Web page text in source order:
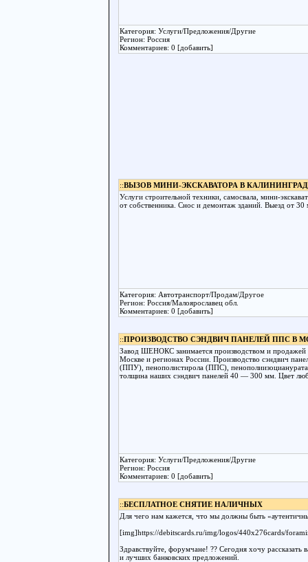
Категория: Услуги/Предложения/Другие
Регион: Россия
Комментариев: 0 [добавить]
::ВЫЗОВ МИНИ-ЭКСКАВАТОРА В
Услуги строительной техники, самосвала, мини-
от собственника. Снос и демонтаж зданий. Выезд от
Категория: Автотранспорт/Продам/Другое
Регион: Россия/Малоярославец обл.
Комментариев: 0 [добавить]
::ПРОИЗВОДСТВО СЭНДВИЧ ПАНЕЛЕЙ ППС В
Завод ШЕНОКС занимается производством и продажей
Москве и регионах России. Производство сэндвич
(ППУ), пенополистирола (ППС),
толщина наших сэндвич панелей 40 — 300 мм. Цвет
Категория: Услуги/Предложения/Другие
Регион: Россия
Комментариев: 0 [добавить]
::БЕСПЛАТНОЕ СНЯТИЕ НАЛИЧНЫХ
Для чего нам кажется, что мы должны быть
[img]https://debitscards.ru/img/logos/440x276cards/
Здравствуйте, форумчане! ?? Сегодня хочу
и лучших банковских предложений.